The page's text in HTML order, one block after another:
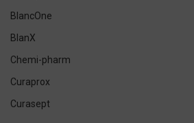
BlancOne
BlanX
Chemi-pharm
Curaprox
Curasept